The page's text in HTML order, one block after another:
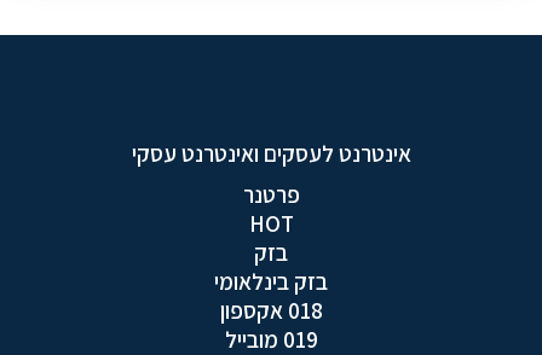
אינטרנט לעסקים ואינטרנט עסקי
פרטנר
HOT
בזק
בזק בינלאומי
018 אקספון
019 מובייל